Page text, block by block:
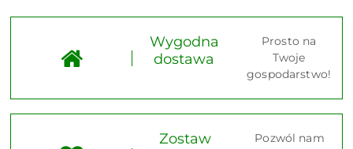
Wygodna
dostawa
Prosto na
Twoje
gospodarstwo!
Zostaw
Pozwól nam